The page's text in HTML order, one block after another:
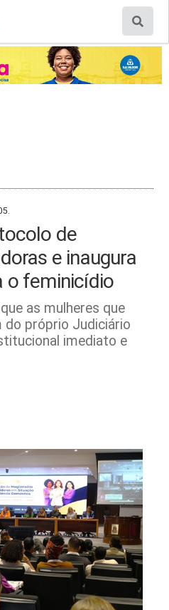
de
e inaugura
o feminicídio
as mulheres que
do próprio Judiciário
imediato e